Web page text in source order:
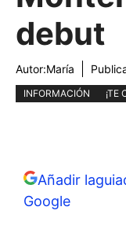
debut
Autor:María
INFORMACIÓN ¡TE
Añadir
Google